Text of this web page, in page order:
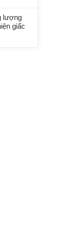
lượng
giấc